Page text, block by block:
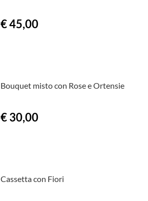
€ 45,00
Bouquet misto con Rose e Ortensie
€ 30,00
Cassetta con Fiori